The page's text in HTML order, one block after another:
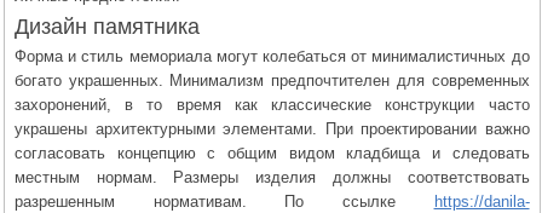
Дизайн памятника
Форма и стиль мемориала могут колебаться от минималистичных до
богато украшенных. Минимализм предпочтителен для современных
захоронений, в то время как классические конструкции часто
украшены архитектурными элементами. При проектировании важно
согласовать концепцию с общим видом кладбища и следовать
местным нормам. Размеры изделия должны соответствовать
разрешенным нормативам. По ссылке https://danila-